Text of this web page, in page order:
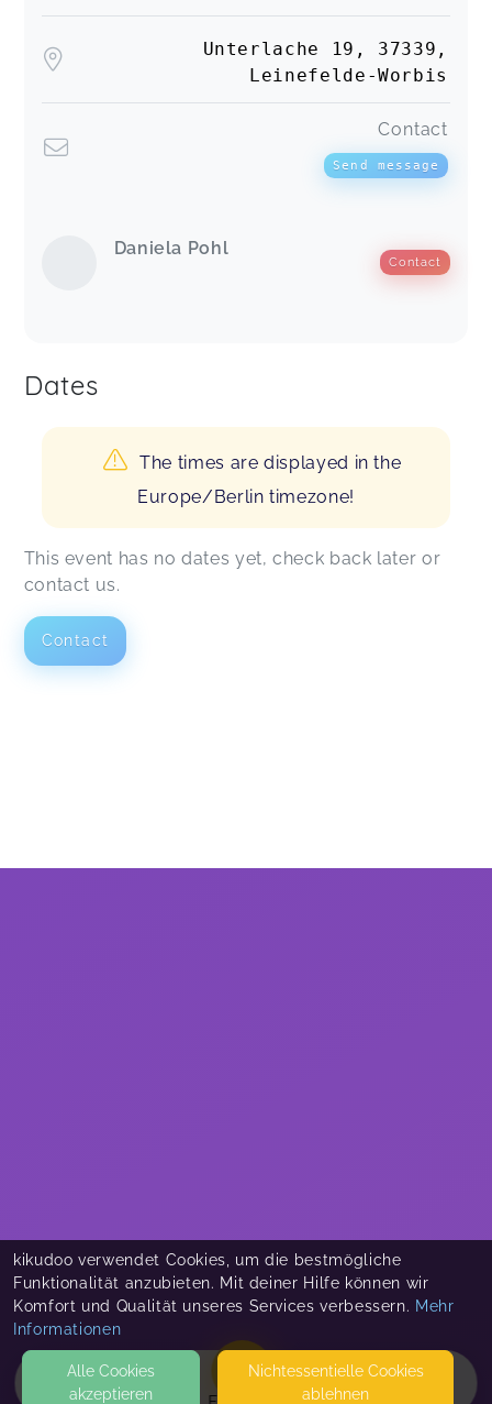
Unterlache 19, 37339,
Leinefelde-Worbis
Contact
Send message
Daniela Pohl
Contact
Dates
The times are displayed in the
Europe/Berlin timezone!
This event has no dates yet, check back later or
contact us.
Contact
kikudoo verwendet Cookies, um die bestmögliche
Funktionalität anzubieten. Mit deiner Hilfe können wir
Komfort und Qualität unseres Services verbessern. Mehr
Informationen
Alle Cookies
akzeptieren
Nicht­essentielle Cookies
ablehnen